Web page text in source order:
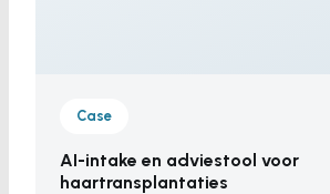
Case
AI-intake en adviestool voor
haartransplantaties